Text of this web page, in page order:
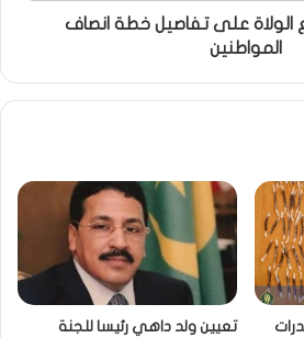
الولاة على تفاصيل خطة انصاف
المواطنين
تعيين ولد داهي رئيسا للجنة